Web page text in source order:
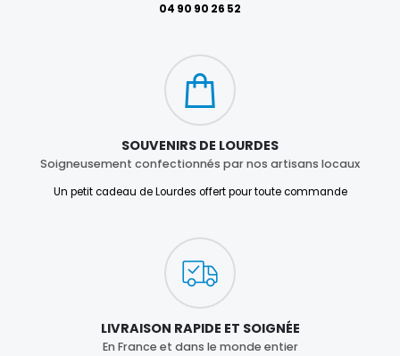
04 90 90 26 52
SOUVENIRS DE LOURDES
Soigneusement confectionnés par nos artisans locaux
Un petit cadeau de Lourdes offert pour toute commande
LIVRAISON RAPIDE ET SOIGNÉE
En France et dans le monde entier